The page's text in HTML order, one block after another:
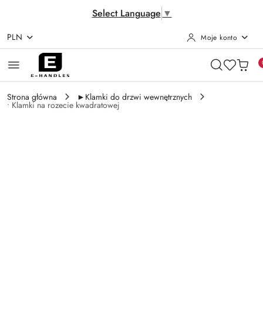
Select Language ▼
Przejdź do treści głównej
Przejdź do wyszukiwarki
Przejdź do moje konto
Przejdź do menu głównego
Przejdź do opisu produktu
Przejdź do stopki
PLN Moje konto
Strona główna ►Klamki do drzwi wewnętrznych
• Klamki na rozecie kwadratowej